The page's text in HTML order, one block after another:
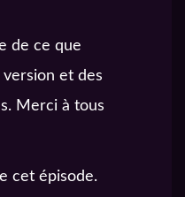
de ce que
et des
Merci à tous
cet épisode.